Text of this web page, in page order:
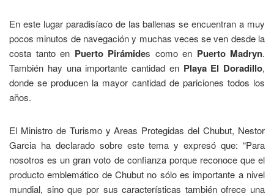
En este lugar paradisíaco de las ballenas se encuentran a muy
pocos minutos de navegación y muchas veces se ven desde la
costa tanto en Puerto Pirámides como en Puerto Madryn.
También hay una importante cantidad en Playa El Doradillo,
donde se producen la mayor cantidad de pariciones todos los
años.
El Ministro de Turismo y Areas Protegidas del Chubut, Nestor
Garcia ha declarado sobre este tema y expresó que: “Para
nosotros es un gran voto de confianza porque reconoce que el
producto emblemático de Chubut no sólo es importante a nivel
mundial, sino que por sus características también ofrece una